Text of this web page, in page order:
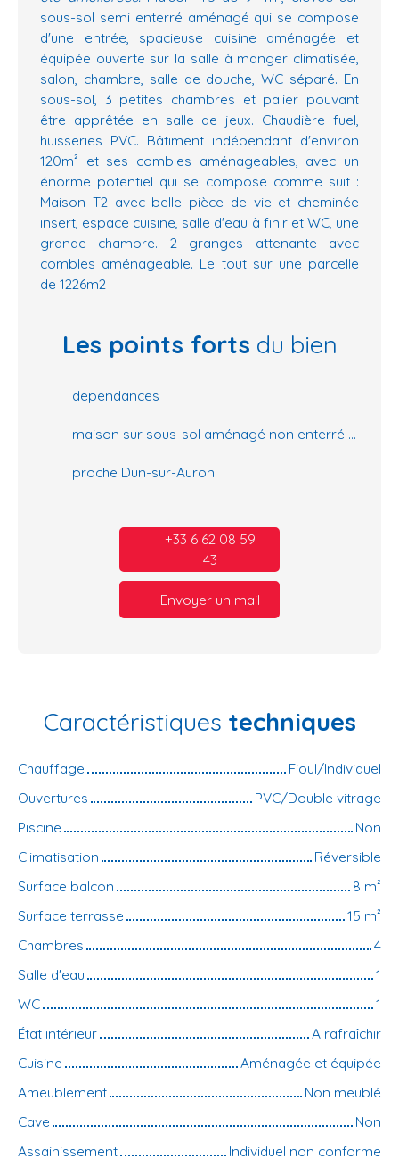
sous-sol semi enterré aménagé qui se compose
d'une entrée, spacieuse cuisine aménagée et
équipée ouverte sur la salle à manger climatisée,
salon, chambre, salle de douche, WC séparé. En
sous-sol, 3 petites chambres et palier pouvant
être apprêtée en salle de jeux. Chaudière fuel,
huisseries PVC. Bâtiment indépendant d'environ
120m² et ses combles aménageables, avec un
énorme potentiel qui se compose comme suit :
Maison T2 avec belle pièce de vie et cheminée
insert, espace cuisine, salle d'eau à finir et WC, une
grande chambre. 2 granges attenante avec
combles aménageable. Le tout sur une parcelle
de 1226m2
Les points forts du bien
dependances
maison sur sous-sol aménagé non enterré et petite maison T2 indépendante
proche Dun-sur-Auron
+33 6 62 08 59
43
Envoyer un mail
Caractéristiques techniques
Chauffage
Fioul/Individuel
Ouvertures
PVC/Double vitrage
Piscine
Non
Climatisation
Réversible
Surface balcon
8 m²
Surface terrasse
15 m²
Chambres
4
Salle d'eau
1
WC
1
État intérieur
A rafraîchir
Cuisine
Aménagée et équipée
Ameublement
Non meublé
Cave
Non
Assainissement
Individuel non conforme